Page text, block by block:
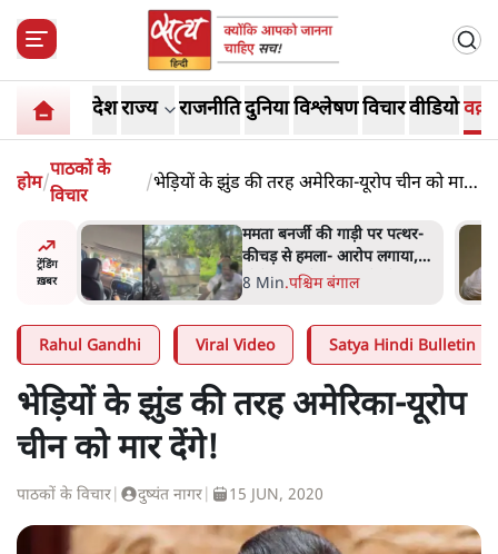
देशराज्य राजनीतिदुनियाविश्लेषणविचारवीडियो
होम/
पाठकों के
विचार
/भेड़ियों के झुंड की तरह अमेरिका-यूरोप चीन को मार
ट्रेंडिंग
ख़बर
बनर्जी की गाड़ी पर पत्थर-
से हमला- आरोप लगाया,
जान भी जा सकती थी'
.पश्चिम बंगाल
जेन-ज़ी के लिए नहीं,
राजनैतिक हेजेमनी
Rahul Gandhi Viral Video Satya Hindi Bulletin
भेड़ियों के झुंड की तरह अमेरिका-यूरोप
चीन को मार देंगे!
पाठकों के विचार दुष्यंत नागर 15 JUN, 2020